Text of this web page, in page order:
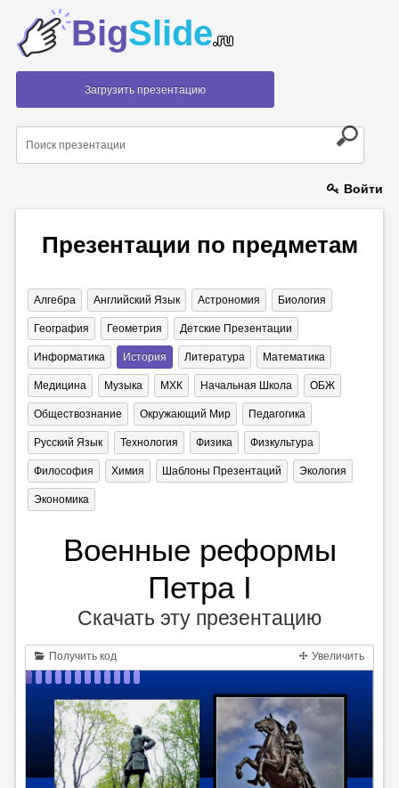
BigSlide.ru
Загрузить презентацию
Войти
Презентации по предметам
Алгебра Английский Язык Астрономия Биология
География Геометрия Детские Презентации
Информатика История Литература Математика
Медицина Музыка МХК Начальная Школа ОБЖ
Обществознание Окружающий Мир Педагогика
Русский Язык Технология Физика Физкультура
Философия Химия Шаблоны Презентаций Экология
Экономика
Военные реформы
Петра I
Скачать эту презентацию
Получить код Увеличить